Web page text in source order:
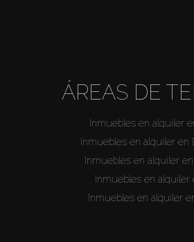
ÁREAS DE
Inmuebles en alquiler
Inmuebles en alquiler en
Inmuebles en alquiler
Inmuebles en alquiler
Inmuebles en alquiler